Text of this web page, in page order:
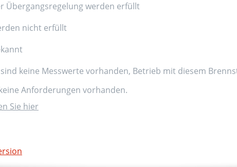
Übergangsregelung werden erfüllt
nicht erfüllt
keine Messwerte vorhanden, Betrieb mit diesem
Anforderungen vorhanden.
Sie hier